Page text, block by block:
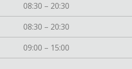
08:30 – 20:30
08:30 – 20:30
09:00 – 15:00